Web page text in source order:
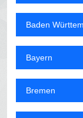
Baden
Bayern
Bremen